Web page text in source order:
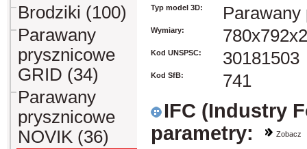
Brodziki (100)
Parawany
prysznicowe
GRID (34)
Parawany
prysznicowe
NOVIK (36)
Typ model 3D: Parawany
Wymiary:
Kod UNSPSC: 30181503
Kod SfB: 741
IFC (Industry
parametry:
Zobacz